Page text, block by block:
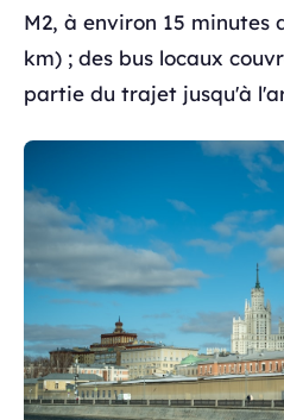
M2, à environ 15 minutes
km) ; des bus locaux
partie du trajet jusqu'à